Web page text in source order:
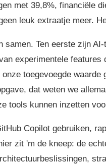
met 39,8%, financiële
leuk extraatje meer.
Ten eerste zijn
experimentele
toegevoegde
dat weten we
tools kunnen inzetten
Copilot gebruiken,
zit 'm de kneep: de